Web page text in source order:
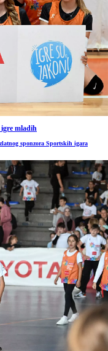
mladih
zlatnog sponzora Sportskih igara